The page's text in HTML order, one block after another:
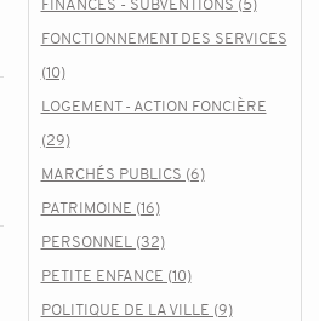
FINANCES - SUBVENTIONS (5)
FONCTIONNEMENT DES SERVICES
(10)
LOGEMENT - ACTION FONCIÈRE
(29)
MARCHÉS PUBLICS (6)
PATRIMOINE (16)
PERSONNEL (32)
PETITE ENFANCE (10)
POLITIQUE DE LA VILLE (9)